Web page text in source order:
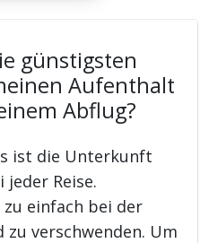
günstigsten
Aufenthalt
Abflug?
ist die Unterkunft
Reise.
einfach bei der
zu verschwenden. Um